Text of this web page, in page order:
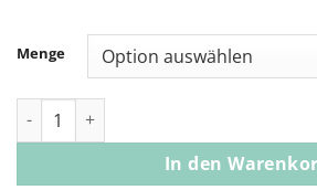
Menge
Jungle Boys | Wavez - 1g Rosin All-In-
In den